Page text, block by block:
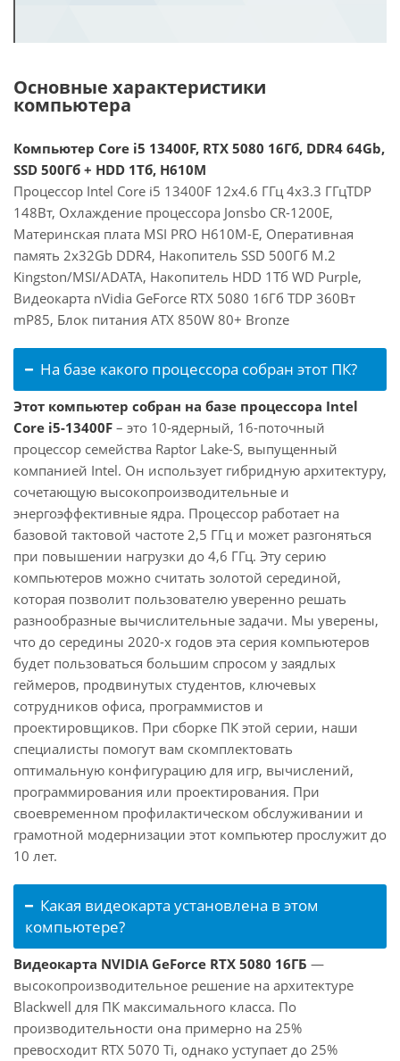
Основные характеристики
компьютера
Компьютер Core i5 13400F, RTX 5080 16Гб, DDR4 64Gb,
SSD 500Гб + HDD 1Тб, H610M
Процессор Intel Core i5 13400F 12x4.6 ГГц 4x3.3 ГГцTDP
148Вт, Охлаждение процессора Jonsbo CR-1200E,
Материнская плата MSI PRO H610M-E, Оперативная
память 2x32Gb DDR4, Накопитель SSD 500Гб M.2
Kingston/MSI/ADATA, Накопитель HDD 1Тб WD Purple,
Видеокарта nVidia GeForce RTX 5080 16Гб TDP 360Вт
mP85, Блок питания ATX 850W 80+ Bronze
На базе какого процессора собран этот ПК?
Этот компьютер собран на базе процессора Intel
Core i5-13400F – это 10-ядерный, 16-поточный
процессор семейства Raptor Lake-S, выпущенный
компанией Intel. Он использует гибридную архитектуру,
сочетающую высокопроизводительные и
энергоэффективные ядра. Процессор работает на
базовой тактовой частоте 2,5 ГГц и может разгоняться
при повышении нагрузки до 4,6 ГГц. Эту серию
компьютеров можно считать золотой серединой,
которая позволит пользователю уверенно решать
разнообразные вычислительные задачи. Мы уверены,
что до середины 2020-х годов эта серия компьютеров
будет пользоваться большим спросом у заядлых
геймеров, продвинутых студентов, ключевых
сотрудников офиса, программистов и
проектировщиков. При сборке ПК этой серии, наши
специалисты помогут вам скомплектовать
оптимальную конфигурацию для игр, вычислений,
программирования или проектирования. При
своевременном профилактическом обслуживании и
грамотной модернизации этот компьютер прослужит до
10 лет.
Какая видеокарта установлена в этом
компьютере?
Видеокарта NVIDIA GeForce RTX 5080 16ГБ —
высокопроизводительное решение на архитектуре
Blackwell для ПК максимального класса. По
производительности она примерно на 25%
превосходит RTX 5070 Ti, однако уступает до 25%